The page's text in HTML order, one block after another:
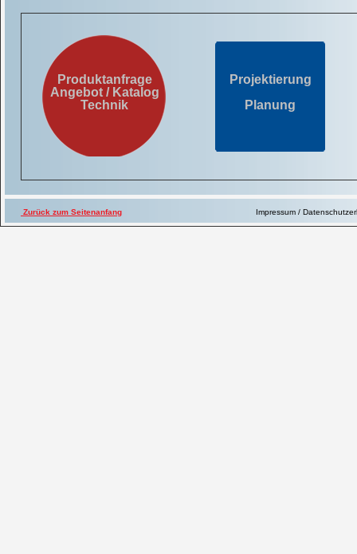
Meß- und Anzeigebereich
ProfiCaller Telefonwählgerät
MIN/MAX-Thermometer zum
Messbereich -50/+50 °C,
Produktanfrage
Angebot / Katalog
Technik
Projektierung
Planung
Impressum /
Zurück zum Seitenanfang